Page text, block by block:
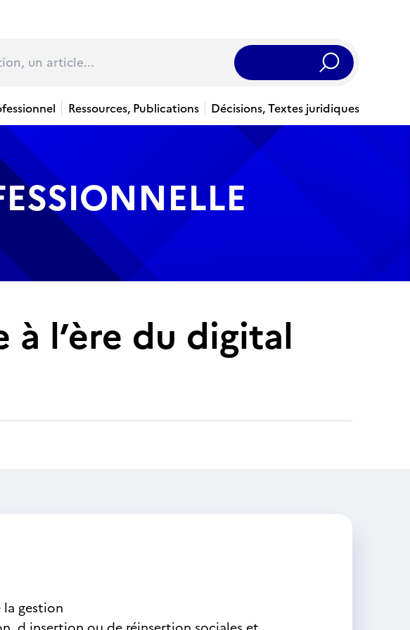
Rechercher
Ressources, Publications Décisions, Textes juridiques
l’ère du digital
la gestion